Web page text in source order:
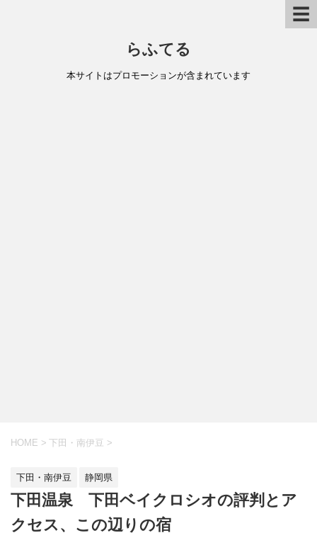
☰
らふてる
本サイトはプロモーションが含まれています
HOME > 下田・南伊豆 >
下田・南伊豆 静岡県
下田温泉 下田ベイクロシオの評判とア
クセス、この辺りの宿